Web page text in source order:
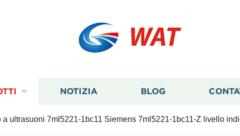
WAT
NOTIZIA BLOG
a ultrasuoni 7ml5221-1bc11 Siemens 7ml5221-1bc11-Z livello